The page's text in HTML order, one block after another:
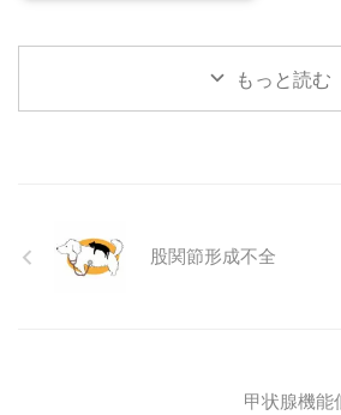
ニ ...
る ...
る目の病気ですが、原因や症状は
さまざまです。 この記事では、
に動物病院に行くべきかどうかの
判断基準や、病院での治療内容に
もっと読む
股関節形成不全
甲状腺機能